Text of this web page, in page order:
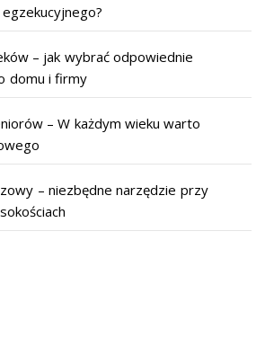
– jak wybrać odpowiednie
domu i firmy
– W każdym wieku warto
– niezbędne narzędzie przy